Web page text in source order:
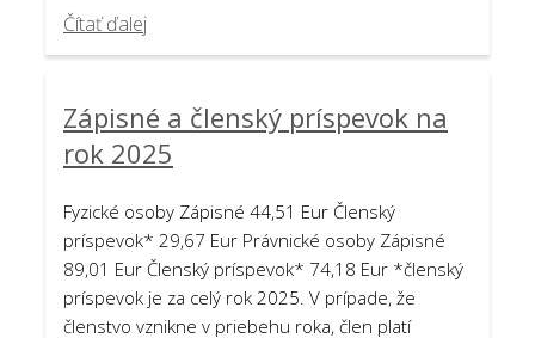
Čítať ďalej
Zápisné a členský príspevok na
rok 2025
Fyzické osoby Zápisné 44,51 Eur Členský
príspevok* 29,67 Eur Právnické osoby Zápisné
89,01 Eur Členský príspevok* 74,18 Eur *členský
príspevok je za celý rok 2025. V prípade, že
členstvo vznikne v priebehu roka, člen platí